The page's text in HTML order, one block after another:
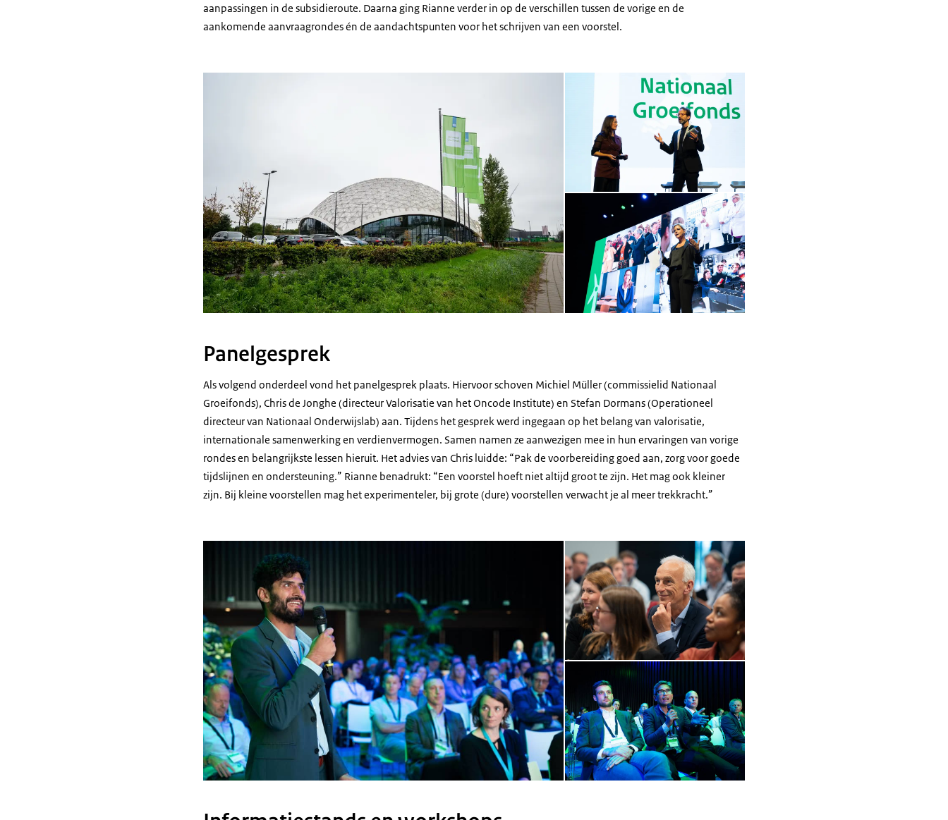
aanpassingen in de subsidieroute. Daarna ging Rianne verder in op de verschillen tussen de vorige en de
aankomende aanvraagrondes én de aandachtspunten voor het schrijven van een voorstel.
Open de galerij in vergrote weergave Open de galerij in vergrote weergave
Open de galerij in vergrote weergave
Panelgesprek
Als volgend onderdeel vond het panelgesprek plaats. Hiervoor schoven Michiel Müller (commissielid Nationaal
Groeifonds), Chris de Jonghe (directeur Valorisatie van het Oncode Institute) en Stefan Dormans (Operationeel
directeur van Nationaal Onderwijslab) aan. Tijdens het gesprek werd ingegaan op het belang van valorisatie,
internationale samenwerking en verdienvermogen. Samen namen ze aanwezigen mee in hun ervaringen van vorige
rondes en belangrijkste lessen hieruit. Het advies van Chris luidde: “Pak de voorbereiding goed aan, zorg voor goede
tijdslijnen en ondersteuning.” Rianne benadrukt: “Een voorstel hoeft niet altijd groot te zijn. Het mag ook kleiner
zijn. Bij kleine voorstellen mag het experimenteler, bij grote (dure) voorstellen verwacht je al meer trekkracht.”
Open de galerij in vergrote weergave Open de galerij in vergrote weergave
Open de galerij in vergrote weergave